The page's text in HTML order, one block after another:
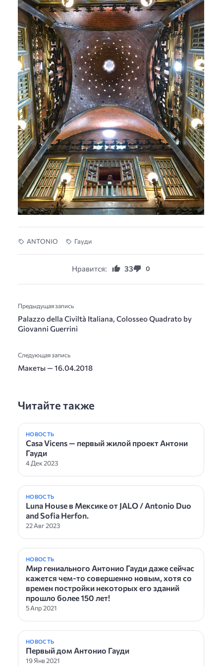
ANTONIO Гауди
Нравится: 33 0
Предыдущая запись
Palazzo della Civiltà Italiana, Colosseo Quadrato by
Giovanni Guerrini
Следующая запись
Макеты — 16.04.2018
Читайте также
НОВОСТЬ
Сasa Vicens — первый жилой проект Антони
Гауди
4 Дек 2023
НОВОСТЬ
Luna House в Мексике от JALO / Antonio Duo
and Sofia Herfon.
22 Авг 2023
НОВОСТЬ
Мир гениального Антонио Гауди даже сейчас
кажется чем-то совершенно новым, хотя со
времен постройки некоторых его зданий
прошло более 150 лет!
5 Апр 2021
НОВОСТЬ
Первый дом Антонио Гауди
19 Янв 2021